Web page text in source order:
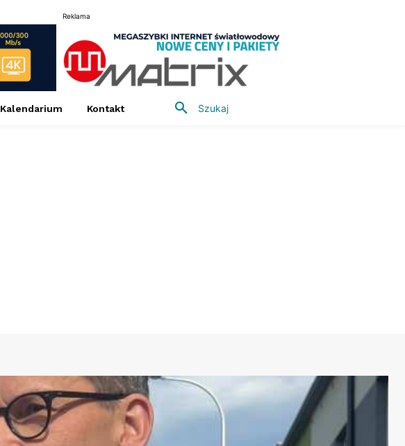
Reklama
Kalendarium Kontakt Szukaj